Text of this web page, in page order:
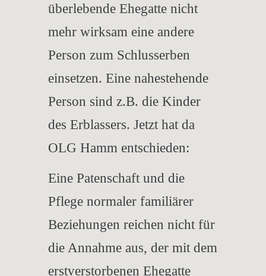
überlebende Ehegatte nicht
mehr wirksam eine andere
Person zum Schlusserben
einsetzen. Eine nahestehende
Person sind z.B. die Kinder
des Erblassers. Jetzt hat da
OLG Hamm entschieden:
Eine Patenschaft und die
Pflege normaler familiärer
Beziehungen reichen nicht für
die Annahme aus, der mit dem
erstverstorbenen Ehegatte